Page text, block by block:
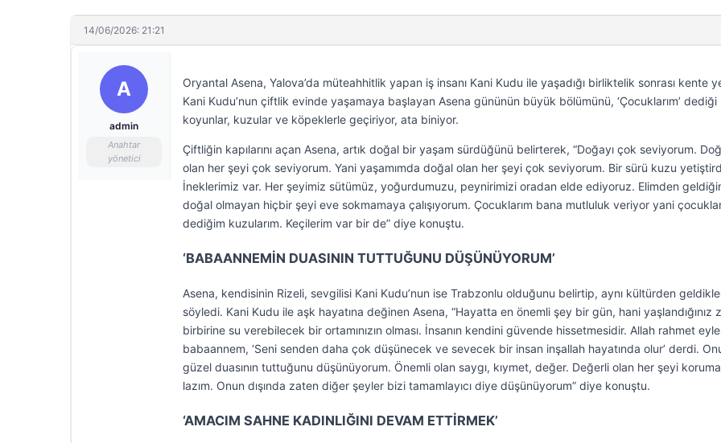
14/06/2026: 21:21
A
admin
Anahtar
yönetici
Oryantal Asena, Yalova’da müteahhitlik yapan iş insanı Kani Kudu ile yaşadığı birliktelik sonrası kente
Kani Kudu’nun çiftlik evinde yaşamaya başlayan Asena gününün büyük bölümünü, ‘Çocuklarım’ dediği
koyunlar, kuzular ve köpeklerle geçiriyor, ata biniyor.
Çiftliğin kapılarını açan Asena, artık doğal bir yaşam sürdüğünü belirterek, “Doğayı çok seviyorum.
olan her şeyi çok seviyorum. Yani yaşamımda doğal olan her şeyi çok seviyorum. Bir sürü kuzu
İneklerimiz var. Her şeyimiz sütümüz, yoğurdumuzu, peynirimizi oradan elde ediyoruz. Elimden
doğal olmayan hiçbir şeyi eve sokmamaya çalışıyorum. Çocuklarım bana mutluluk veriyor yani
dediğim kuzularım. Keçilerim var bir de” diye konuştu.
‘BABAANNEMİN DUASININ TUTTUĞUNU DÜŞÜNÜYORUM’
Asena, kendisinin Rizeli, sevgilisi Kani Kudu’nun ise Trabzonlu olduğunu belirtip, aynı kültürden
söyledi. Kani Kudu ile aşk hayatına değinen Asena, “Hayatta en önemli şey bir gün, hani yaşlandığınız
birbirine su verebilecek bir ortamınızın olması. İnsanın kendini güvende hissetmesidir. Allah rahmet
babaannem, ‘Seni senden daha çok düşünecek ve sevecek bir insan inşallah hayatında olur’ derdi.
güzel duasının tuttuğunu düşünüyorum. Önemli olan saygı, kıymet, değer. Değerli olan her şeyi
lazım. Onun dışında zaten diğer şeyler bizi tamamlayıcı diye düşünüyorum” diye konuştu.
‘AMACIM SAHNE KADINLIĞINI DEVAM ETTİRMEK’